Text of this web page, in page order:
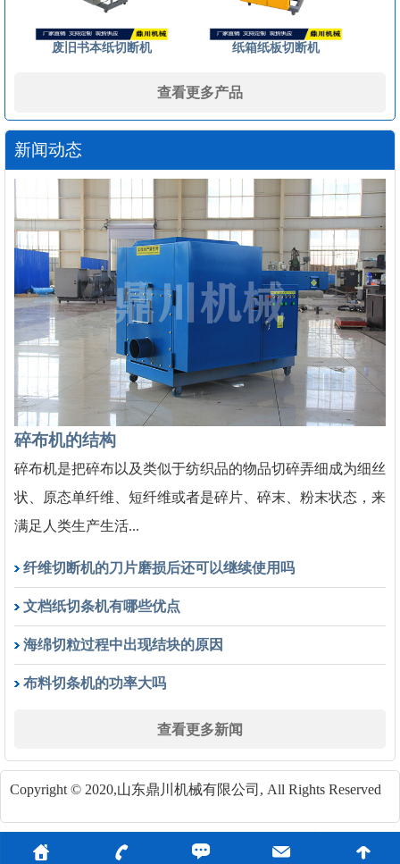
废旧书本纸切断机 纸箱纸板切断机
查看更多产品
新闻动态
碎布机的结构
碎布机是把碎布以及类似于纺织品的物品切碎弄细成为细丝
状、原态单纤维、短纤维或者是碎片、碎末、粉末状态，来
满足人类生产生活...
纤维切断机的刀片磨损后还可以继续使用吗
文档纸切条机有哪些优点
海绵切粒过程中出现结块的原因
布料切条机的功率大吗
查看更多新闻
Copyright © 2020,山东鼎川机械有限公司, All Rights Reserved